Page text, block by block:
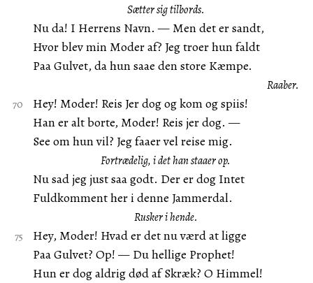
Sætter sig tilbords.
Nu da! I Herrens Navn. — Men det er sandt,
Hvor blev min Moder af? Jeg troer hun faldt
Paa Gulvet, da hun saae den store Kæmpe.
Raaber.
Hey! Moder! Reis Jer dog og kom og spiis!
Han er alt borte, Moder! Reis jer dog. —
See om hun vil? Jeg faaer vel reise mig.
Fortrædelig, i det han staaer op.
Nu sad jeg just saa godt. Der er dog Intet
Fuldkomment her i denne Jammerdal.
Rusker i hende.
Hey, Moder! Hvad er det nu værd at ligge
Paa Gulvet? Op! — Du hellige Prophet!
Hun er dog aldrig død af Skræk? O Himmel!